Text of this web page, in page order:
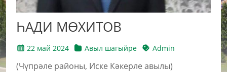
ҺАДИ МӨХИТОВ
22 май 2024 Авыл шагыйре Admin
(Чүпрәле районы, Иске Кәкерле авылы)